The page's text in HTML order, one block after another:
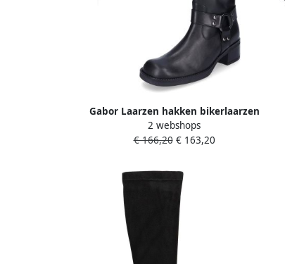
Gabor Laarzen hakken bikerlaarzen
lange laarzen met beste pasvorm
2 webshops
€ 166,20€ 163,20